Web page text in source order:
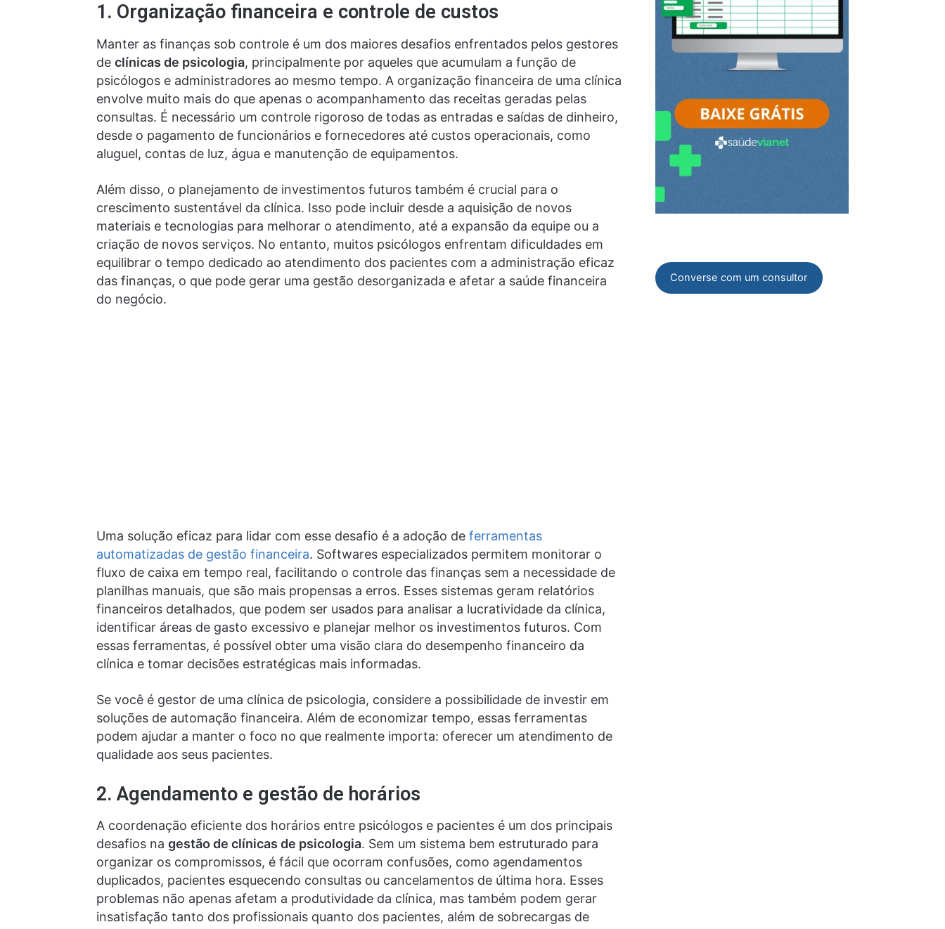
1. Organização financeira e controle de custos
Manter as finanças sob controle é um dos maiores desafios enfrentados pelos gestores
de clínicas de psicologia, principalmente por aqueles que acumulam a função de
psicólogos e administradores ao mesmo tempo. A organização financeira de uma clínica
envolve muito mais do que apenas o acompanhamento das receitas geradas pelas
consultas. É necessário um controle rigoroso de todas as entradas e saídas de dinheiro,
desde o pagamento de funcionários e fornecedores até custos operacionais, como
aluguel, contas de luz, água e manutenção de equipamentos.
Além disso, o planejamento de investimentos futuros também é crucial para o
crescimento sustentável da clínica. Isso pode incluir desde a aquisição de novos
materiais e tecnologias para melhorar o atendimento, até a expansão da equipe ou a
criação de novos serviços. No entanto, muitos psicólogos enfrentam dificuldades em
equilibrar o tempo dedicado ao atendimento dos pacientes com a administração eficaz
das finanças, o que pode gerar uma gestão desorganizada e afetar a saúde financeira
do negócio.
Uma solução eficaz para lidar com esse desafio é a adoção de ferramentas
automatizadas de gestão financeira. Softwares especializados permitem monitorar o
fluxo de caixa em tempo real, facilitando o controle das finanças sem a necessidade de
planilhas manuais, que são mais propensas a erros. Esses sistemas geram relatórios
financeiros detalhados, que podem ser usados para analisar a lucratividade da clínica,
identificar áreas de gasto excessivo e planejar melhor os investimentos futuros. Com
essas ferramentas, é possível obter uma visão clara do desempenho financeiro da
clínica e tomar decisões estratégicas mais informadas.
Se você é gestor de uma clínica de psicologia, considere a possibilidade de investir em
soluções de automação financeira. Além de economizar tempo, essas ferramentas
podem ajudar a manter o foco no que realmente importa: oferecer um atendimento de
qualidade aos seus pacientes.
2. Agendamento e gestão de horários
A coordenação eficiente dos horários entre psicólogos e pacientes é um dos principais
desafios na gestão de clínicas de psicologia. Sem um sistema bem estruturado para
organizar os compromissos, é fácil que ocorram confusões, como agendamentos
duplicados, pacientes esquecendo consultas ou cancelamentos de última hora. Esses
problemas não apenas afetam a produtividade da clínica, mas também podem gerar
insatisfação tanto dos profissionais quanto dos pacientes, além de sobrecargas de
Converse com um consultor